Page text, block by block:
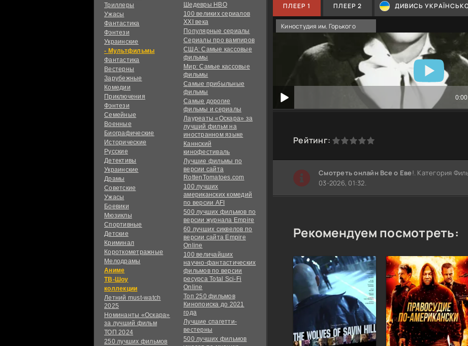
Триллеры
Ужасы
Фантастика
Фэнтези
Украинcкие
Мультфильмы
Фантастика
Вестерны
Зарубежные
Комедии
Приключения
Фэнтези
Семейные
Военные
Биографические
Исторические
Русские
Детективы
Украинские
Драмы
Советские
Ужасы
Боевики
Мюзиклы
Спортивные
Детские
Криминал
Короткометражные
Мелодрамы
Аниме
ТВ-Шоу
коллекции
Летний must-watch
2025
Номинанты «Оскара»
за лучший фильм
ТОП 2024
250 лучших фильмов
Шедевры HBO
100 великих сериалов
XXI века
Популярные сериалы
Сериалы про вампиров
США: Самые кассовые
фильмы
Мир: Самые кассовые
фильмы
Самые прибыльные
фильмы
Самые дорогие
фильмы и сериалы
Лауреаты «Оскара» за
лучший фильм на
иностранном языке
Каннский
кинофестиваль
Лучшие фильмы по
версии сайта
RottenTomatoes.com
100 лучших
американских комедий
по версии AFI
500 лучших фильмов по
версии журнала Empire
60 лучших сиквелов по
версии сайта Empire
Online
100 величайших
научно-фантастических
фильмов по версии
ресурса Total Sci-Fi
Online
Топ 250 фильмов
Кинопоиска до 2021
года
Лучшие спагетти-
вестерны
500 лучших фильмов
ПЛЕЕР 1 ПЛЕЕР 2 ДИВИСЬ
Киностудия им. Горького
Рейтинг:
0 2 3 4 5
Cмотреть онлайн Все о Еве!. Категория
03-2026, 01:32.
Рекомендуем посмотреть: